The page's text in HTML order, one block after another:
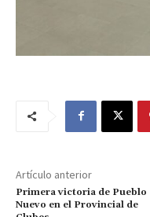
Artículo anterior
Primera victoria de Pueblo
Nuevo en el Provincial de